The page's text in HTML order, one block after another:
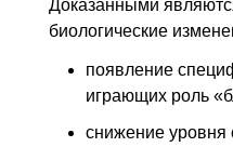
Доказанными
биологические
появление
играющих роль
снижение уровня